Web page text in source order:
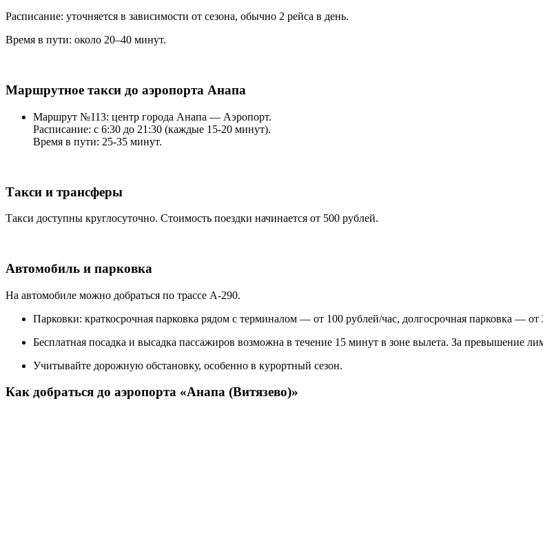
Расписание: уточняется в зависимости от сезона, обычно 2 рейса в день.
Время в пути: около 20–40 минут.
Маршрутное такси до аэропорта Анапа
Маршрут №113: центр города Анапа — Аэропорт.
Расписание: с 6:30 до 21:30 (каждые 15-20 минут).
Время в пути: 25-35 минут.
Такси и трансферы
Такси доступны круглосуточно. Стоимость поездки начинается от 500 рублей.
Автомобиль и парковка
На автомобиле можно добраться по трассе А-290.
Парковки: краткосрочная парковка рядом с терминалом — от 100 рублей/час, долгосрочная парковка — от
Бесплатная посадка и высадка пассажиров возможна в течение 15 минут в зоне вылета. За превышение
Учитывайте дорожную обстановку, особенно в курортный сезон.
Как добраться до аэропорта «Анапа (Витязево)»